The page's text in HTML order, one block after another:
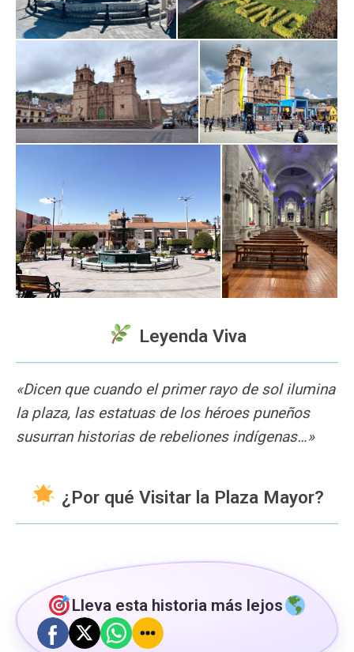
Leyenda Viva
«Dicen que cuando el primer rayo de sol ilumina
la plaza, las estatuas de los héroes puneños
susurran historias de rebeliones indígenas…»
¿Por qué Visitar la Plaza Mayor?
Lleva esta historia más lejos